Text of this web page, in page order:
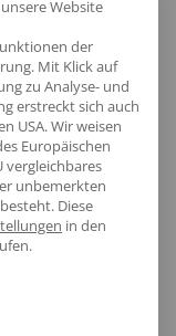
Website
der
Mit Klick auf
zu Analyse- und
erstreckt sich auch
USA. Wir weisen
Europäischen
vergleichbares
unbemerkten
Diese
in den
für die eine